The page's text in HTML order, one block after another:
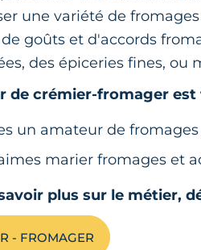
une variété de
goûts et d'accords
des épiceries fines,
de crémier-fromager est
un amateur de
marier fromages et
plus sur le métier,
- FROMAGER